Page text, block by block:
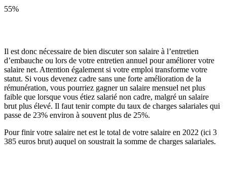
55%
Il est donc nécessaire de bien discuter son salaire à l’entretien
d’embauche ou lors de votre entretien annuel pour améliorer votre
salaire net. Attention également si votre emploi transforme votre
statut. Si vous devenez cadre sans une forte amélioration de la
rémunération, vous pourriez gagner un salaire mensuel net plus
faible que lorsque vous étiez salarié non cadre, malgré un salaire
brut plus élevé. Il faut tenir compte du taux de charges salariales qui
passe de 23% environ à souvent plus de 25%.
Pour finir votre salaire net est le total de votre salaire en 2022 (ici 3
385 euros brut) auquel on soustrait la somme de charges salariales.